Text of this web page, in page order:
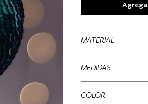
MATERIAL
MEDIDAS
12 cms
COLOR